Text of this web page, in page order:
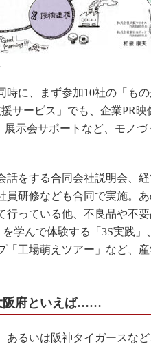
グローバ
制御セキ
新型コロ
に、まず参加10社の「も
サービス」でも、企業PR
展示会サポートなど、モノ
をする合同会社説明会、
研修なども合同で実施。あ
行っている他、不良品や不
を学んで体験する「3S実践
「工場萌えツアー」など、
阪府といえば……
るいは阪神タイガースな